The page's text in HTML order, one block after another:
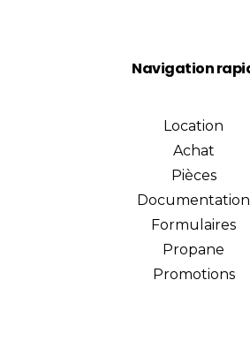
Navigation
Location
Achat
Pièces
Documentation
Formulaires
Propane
Promotions